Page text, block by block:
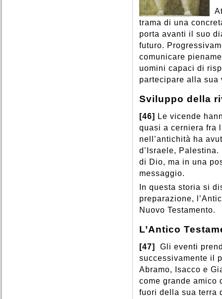
trama di una
porta avanti il suo
futuro.
comunicare
uomini capaci di
partecipare alla sua
Sviluppo della
[46]
Le vicende
quasi a cerniera fra
nell’antichità ha
d’Israele,
di Dio, ma in una
messaggio.
In questa storia si
preparazione,
Nuovo Testamento.
L’Antico
[47]
Gli eventi
successivamente il
Abramo, Isacco e
come grande amico
fuori della sua terra